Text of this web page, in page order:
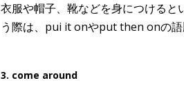
衣服や帽子、靴などを身につける
う際は、pui it onやput then onの
3. come around